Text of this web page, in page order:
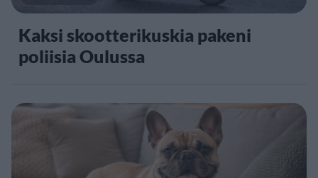
Kaksi skootterikuskia pakeni
poliisia Oulussa